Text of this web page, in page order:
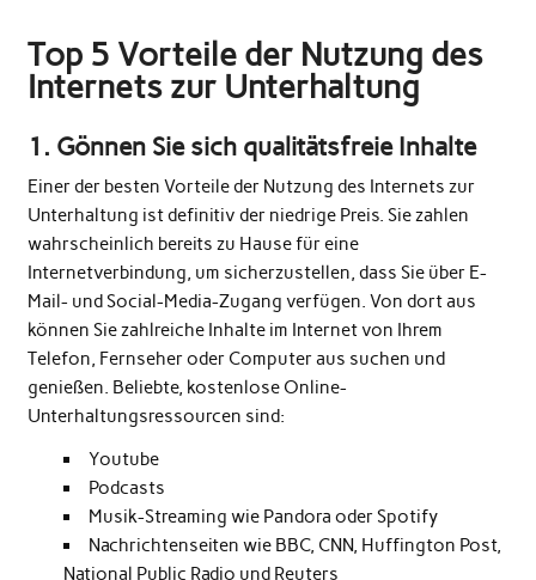
Top 5 Vorteile der Nutzung des
Internets zur Unterhaltung
1. Gönnen Sie sich qualitätsfreie Inhalte
Einer der besten Vorteile der Nutzung des Internets zur
Unterhaltung ist definitiv der niedrige Preis. Sie zahlen
wahrscheinlich bereits zu Hause für eine
Internetverbindung, um sicherzustellen, dass Sie über E-
Mail- und Social-Media-Zugang verfügen. Von dort aus
können Sie zahlreiche Inhalte im Internet von Ihrem
Telefon, Fernseher oder Computer aus suchen und
genießen. Beliebte, kostenlose Online-
Unterhaltungsressourcen sind:
Youtube
Podcasts
Musik-Streaming wie Pandora oderSpotify
Nachrichtenseiten wie BBC, CNN, Huffington Post,
National Public Radio und Reuters